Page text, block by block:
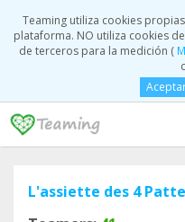
Teaming utiliza cookies
plataforma. NO utiliza cookies
de terceros para la medición (
L'assiette des 4